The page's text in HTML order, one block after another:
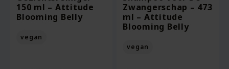
150 ml – Attitude
Blooming Belly
vegan
Zwangerschap – 473
ml – Attitude
Blooming Belly
vegan